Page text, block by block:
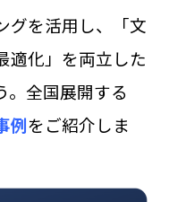
グを活用し、「文
適化」を両立した
。全国展開する
例をご紹介しま